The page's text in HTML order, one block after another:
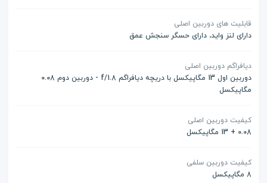
قابلیت های دوربین اصلی
دارای لنز واید، دارای حسگر سنجش عمق
دیافراگم دوربین اصلی
دوربین اول 13 مگاپیکسل با دریچه دیافراگم f/1.8 - دوربین دوم 0.08
مگاپیکسل
کیفیت دوربین اصلی
0.08 + 13 مگاپیکسل
کیفیت دوربین سلفی
8 مگاپیکسل